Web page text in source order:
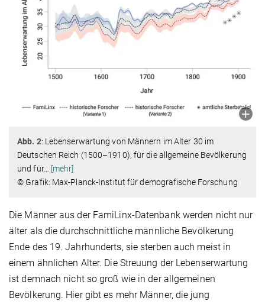
Abb. 2: Lebenserwartung von Männern im Alter 30 im
Deutschen Reich (1500–1910), für die allgemeine Bevölkerung
und für… [mehr]
© Grafik: Max-Planck-Institut für demografische Forschung
Die Männer aus der FamiLinx-Datenbank werden nicht nur
älter als die durchschnittliche männliche Bevölkerung
Ende des 19. Jahrhunderts, sie sterben auch meist in
einem ähnlichen Alter. Die Streuung der Lebenserwartung
ist demnach nicht so groß wie in der allgemeinen
Bevölkerung. Hier gibt es mehr Männer, die jung